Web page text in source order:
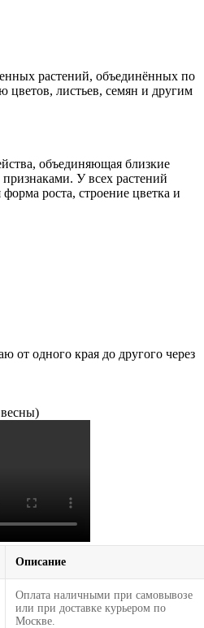
растений, объединённых по
цветов, листьев, семян и другим
объединяющая близкие
У всех растений
роста, строение цветка и
от одного края до другого через
Описание
Оплата наличными при самовывозе
или при доставке курьером по
Москве.